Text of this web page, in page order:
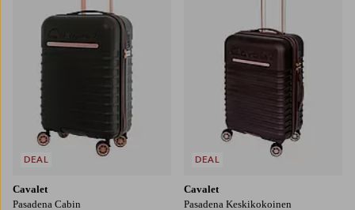
Cavalet
Pasadena Cabin
DEAL
Cavalet
Pasadena Keskikokoinen
DEAL